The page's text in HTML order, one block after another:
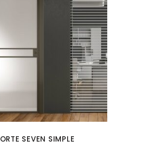
SEVEN SIMPLE